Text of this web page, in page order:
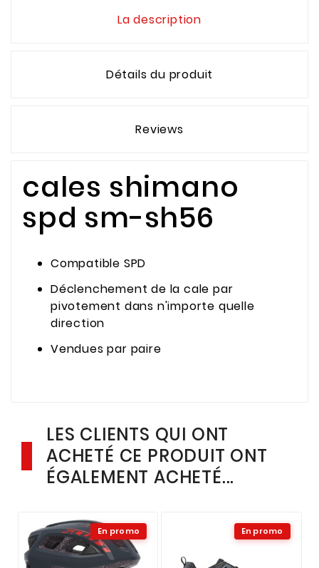
La description
Détails du produit
Reviews
cales shimano
spd sm-sh56
Compatible SPD
Déclenchement de la cale par
pivotement dans n'importe quelle
direction
Vendues par paire
LES CLIENTS QUI ONT
ACHETÉ CE PRODUIT ONT
ÉGALEMENT ACHETÉ...
En promo En promo